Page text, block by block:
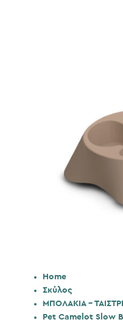
Home
Σκύλος
ΜΠΟΛΑΚΙΑ -
Pet Camelot Slow